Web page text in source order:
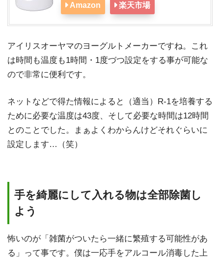
Amazon 楽天市場
アイリスオーヤマのヨーグルトメーカーですね。これ
は時間も温度も1時間・1度づつ設定をする事が可能な
ので非常に便利です。
ネットなどで得た情報によると（適当）R-1を培養する
ために必要な温度は43度、そして必要な時間は12時間
とのことでした。まぁよくわからんけどそれぐらいに
設定します…（笑）
手を綺麗にして入れる物は全部除菌し
よう
怖いのが「雑菌がついたら一緒に繁殖する可能性があ
る」って事です。僕は一応手をアルコール消毒した上